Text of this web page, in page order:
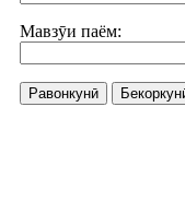
Мавзӯи паём:
Равонкунӣ